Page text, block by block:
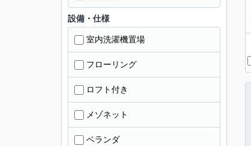
設備・仕様
室内洗濯機置場
フローリング
ロフト付き
メゾネット
ベランダ